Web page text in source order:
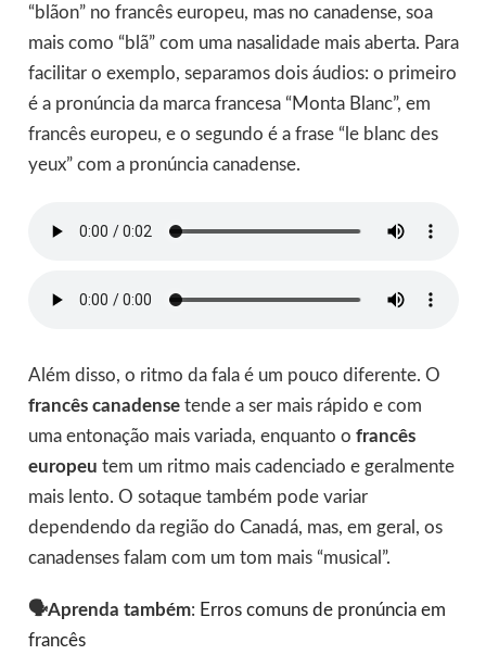
“blãon” no francês europeu, mas no canadense, soa
mais como “blã” com uma nasalidade mais aberta. Para
facilitar o exemplo, separamos dois áudios: o primeiro
é a pronúncia da marca francesa “Monta Blanc”, em
francês europeu, e o segundo é a frase “le blanc des
yeux” com a pronúncia canadense.
Além disso, o ritmo da fala é um pouco diferente. O
francês canadensetende a ser mais rápido e com
uma entonação mais variada, enquanto o francês
europeu tem um ritmo mais cadenciado e geralmente
mais lento. O sotaque também pode variar
dependendo da região do Canadá, mas, em geral, os
canadenses falam com um tom mais “musical”.
🗣️Aprenda também: Erros comuns de pronúncia em
francês